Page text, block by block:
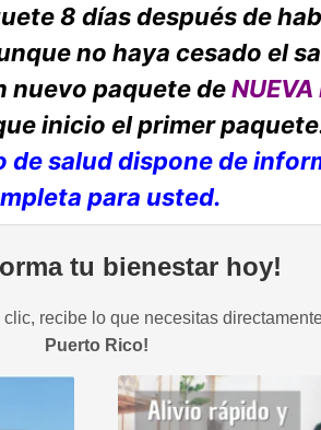
8 días después de
no haya cesado el
nuevo paquete deNUEVA
inicio el primer
de salud dispone de
para usted.
tu bienestar hoy!
recibe lo que necesitas
Puerto Rico!